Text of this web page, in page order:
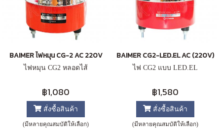
BAIMER ไฟหมุน CG-2 AC 220V
ไฟหมุน CG2 หลอดไส้
฿1,080
สั่งซื้อสินค้า
(มีหลายคุณสมบัติให้เลือก)
BAIMER CG2-LED.EL AC (220V)
ไฟ CG2 แบบ LED.EL
฿1,580
สั่งซื้อสินค้า
(มีหลายคุณสมบัติให้เลือก)